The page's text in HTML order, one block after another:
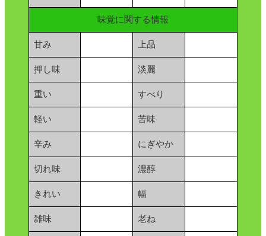
味覚に関する情報
甘み 上品
押し味 淡麗
重い すべり
軽い 苦味
辛み にぎやか
切れ味 濃醇
きれい 幅
雑味 老ね